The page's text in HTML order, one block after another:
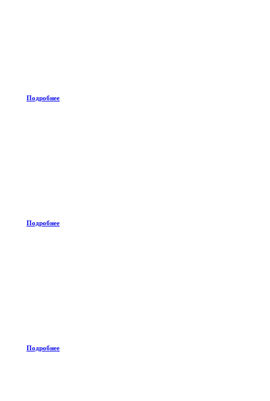
Подробнее
Подробнее
Подробнее